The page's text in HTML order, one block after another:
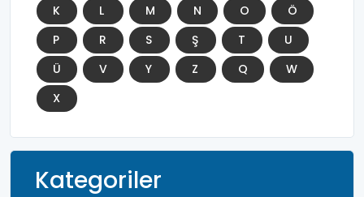
K
L M N O
Ö
P
R S Ş T
U
Ü
V Y Z Q
W
X
Kategoriler